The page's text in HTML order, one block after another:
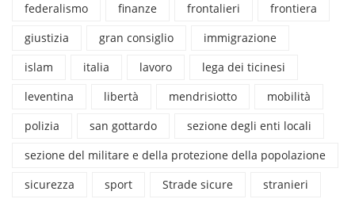
federalismo
finanze frontalieri
frontiera
giustizia
gran consiglio
immigrazione
islam
italia lavoro
lega dei ticinesi
leventina
libertà mendrisiotto
mobilità
polizia
san gottardo
sezione degli enti locali
sezione del militare e della protezione della popolazione
sicurezza
sport Strade sicure
stranieri